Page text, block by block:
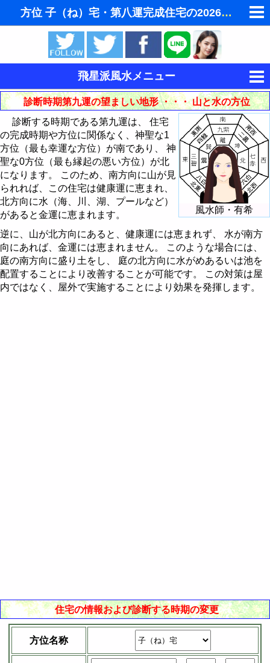
方位 子（ね）宅・第八運完成住宅の2026年（第
ゆめの夢占い
人気の夢占い
東洋・西洋占星術
ホラリー占星術
手相占いで未来診断
タロットカードで無料占い
命名の姓名判断
男と女の心理学と心理テスト
飛星派風水メニュー
風水とは
風水と家相
飛星派風水入門
インテリア・家具・財布を鑑定 - 巒頭風水
理想的な住宅の立地条件
風水では玄関を重視
玄関の風水インテリア
風水財布で金運アップ
風水と色 - ラッキーカラー
風水による2008年の色
風水による2009年の色
風水による2010年の色
風水都市
風水都市 - 京都
風水都市 - 東京
易学から陰陽説 - 八卦とは
五行説とは
飛星派風水応用
住宅の宅向・座山の決め方
住宅の中心の求め方
宅向・座山の方位を読む
住宅の飛星図を作成する
診断時期第九運の望ましい地形 ・・・ 山と水の方位
風水師・有希
診断する時期である第九運は、 住宅
の完成時期や方位に関係なく、神聖な1
方位（最も幸運な方位）が南であり、 神
聖な0方位（最も縁起の悪い方位）が北
になります。 このため、南方向に山が見
られれば、この住宅は健康運に恵まれ、
北方向に水（海、川、湖、プールなど）
があると金運に恵まれます。
逆に、山が北方向にあると、健康運には恵まれず、 水が南方
向にあれば、金運には恵まれません。 このような場合には、
庭の南方向に盛り土をし、 庭の北方向に水がめあるいは池を
配置することにより改善することが可能です。 この対策は屋
内ではなく、屋外で実施することにより効果を発揮します。
住宅の情報および診断する時期の変更
方位名称